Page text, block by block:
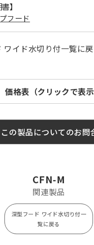
】
フード
ワイド水切り付一覧に
価格表（クリックで表示
¥ 9,700
¥ 10,300
¥ 11,000
¥ 11,200
¥ 19,500
この製品についてのお問
CFN-M
関連製品
深型フード ワイド水切り付一
覧に戻る